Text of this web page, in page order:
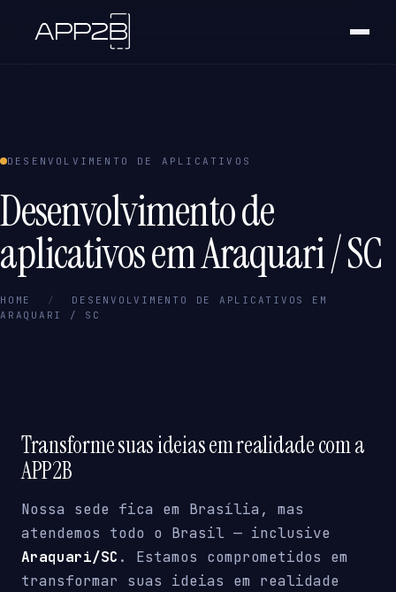
DESENVOLVIMENTO DE APLICATIVOS
Desenvolvimento de
aplicativos em Araquari / SC
HOME /
DESENVOLVIMENTO DE APLICATIVOS EM
ARAQUARI / SC
Transforme suas ideias em realidade com a
APP2B
Nossa sede fica em Brasília, mas
atendemos todo o Brasil — inclusive
Araquari/SC . Estamos comprometidos em
transformar suas ideias em realidade